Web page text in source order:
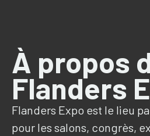
À propos
Flanders
Flanders Expo est le lieu
pour les salons, congrès,